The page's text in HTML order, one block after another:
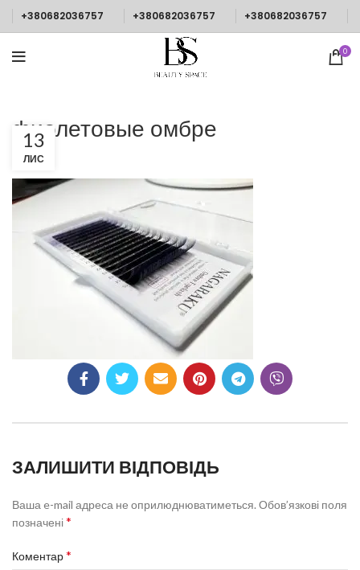
+380682036757 +380682036757 +380682036757
0
фиолетовые омбре
13
ЛИС
ЗАЛИШИТИ ВІДПОВІДЬ
Ваша e-mail адреса не оприлюднюватиметься. Обов’язкові поля
позначені*
Коментар*